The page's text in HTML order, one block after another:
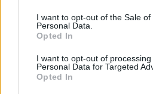
I want to opt-out of the Sale of
Personal Data.
Opted In
I want to opt-out of processing
Personal Data for Targeted
Opted In